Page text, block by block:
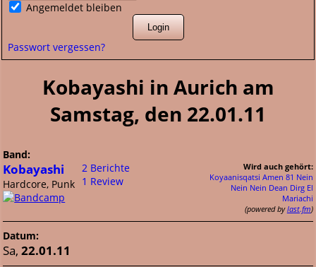
Angemeldet bleiben
Passwort vergessen?
Kobayashi in Aurich am
Samstag, den 22.01.11
Band:
Kobayashi
Hardcore, Punk
2 Berichte
1 Review
Wird auch gehört:
Koyaanisqatsi Amen 81 Nein
Nein Nein Dean Dirg El
Mariachi
(powered bylast.fm)
Datum:
Sa,22.01.11